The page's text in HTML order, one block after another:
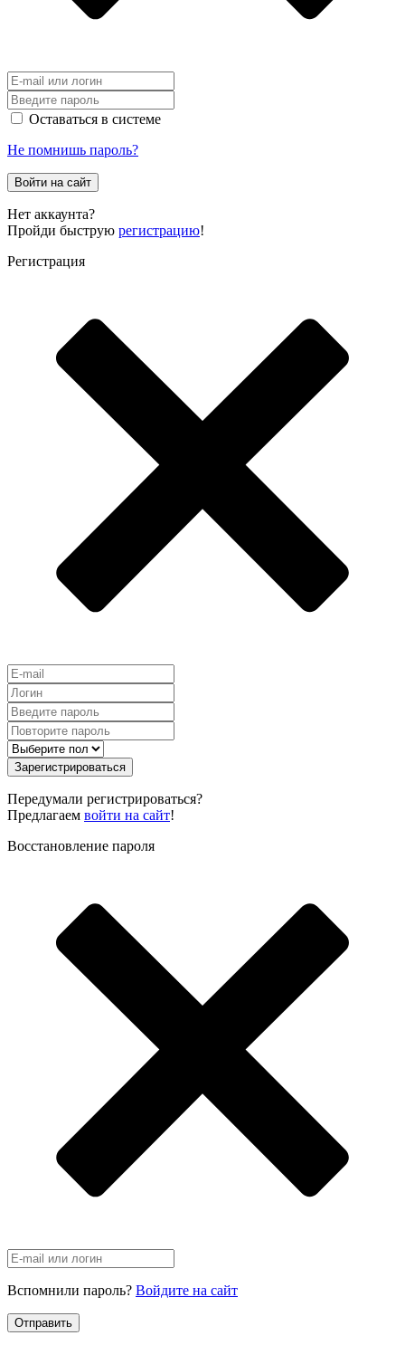
Оставаться в системе
Не помнишь пароль?
Войти на сайт
Нет аккаунта?
Пройди быструю регистрацию!
Регистрация
Зарегистрироваться
Передумали регистрироваться?
Предлагаем войти на сайт!
Восстановление пароля
Вспомнили пароль? Войдите на сайт
Отправить